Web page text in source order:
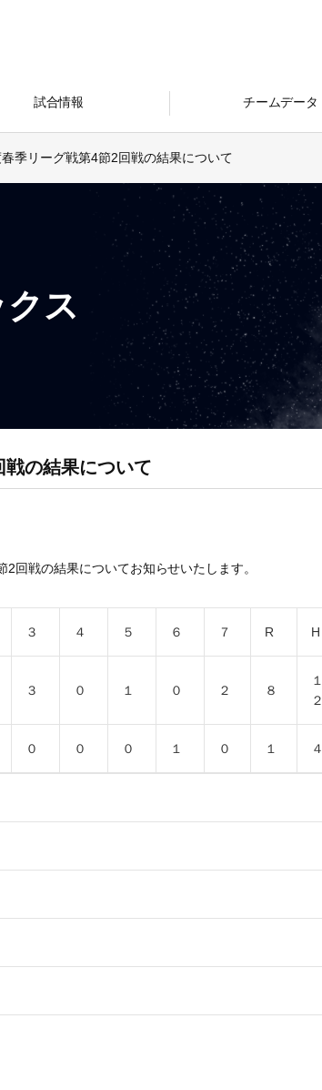
試合情報 チームデータ
季リーグ戦第4節2回戦の結果について
ス
の結果について
回戦の結果についてお知らせいたします。
３ ４ ５ ６ ７ R H
３ ０ １ ０ ２ ８
１
２
０ ０ ０ １ ０ １ ４